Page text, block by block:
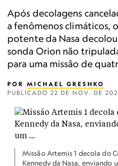
Após decolagens
a fenômenos climáticos,
potente da Nasa decolou
sonda Orion não
para uma missão de
POR MICHAEL GRESHKO
PUBLICADO 22 DE NOV. DE
Missão Artemis 1 decola do
Kennedy da Nasa, enviando